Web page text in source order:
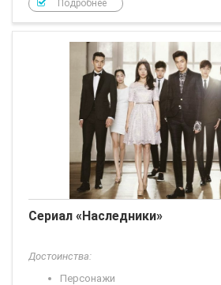
Подробнее
Сериал «Наследники»
Достоинства:
Персонажи